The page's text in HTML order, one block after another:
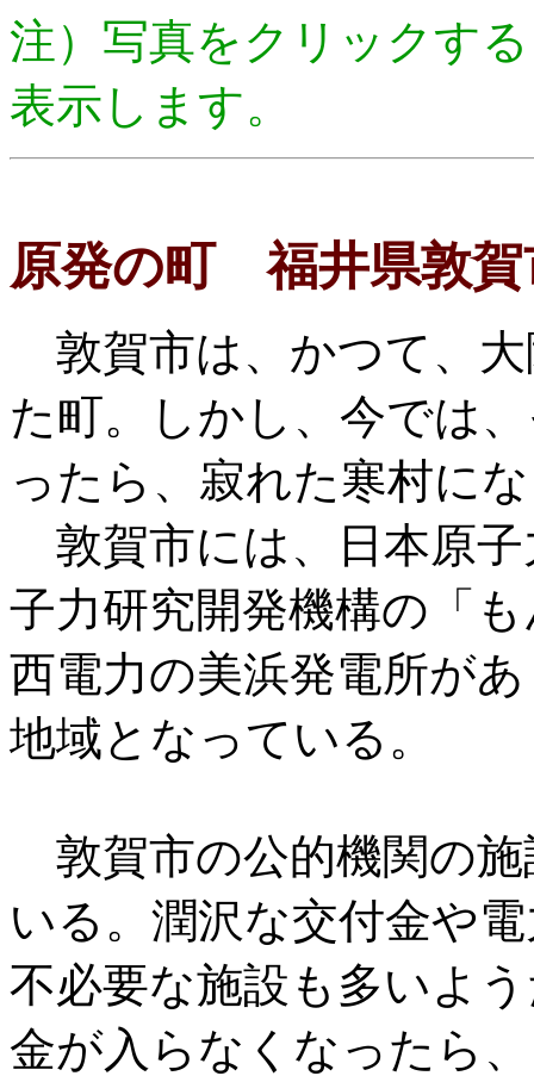
注）写真をクリックす
表示します。
原発の町 福井県敦賀
敦賀市は、かつて、
た町。しかし、今では
ったら、寂れた寒村に
敦賀市には、日本原子
子力研究開発機構の「
西電力の美浜発電所が
地域となっている。
敦賀市の公的機関の
いる。潤沢な交付金や
不必要な施設も多いよ
金が入らなくなったら